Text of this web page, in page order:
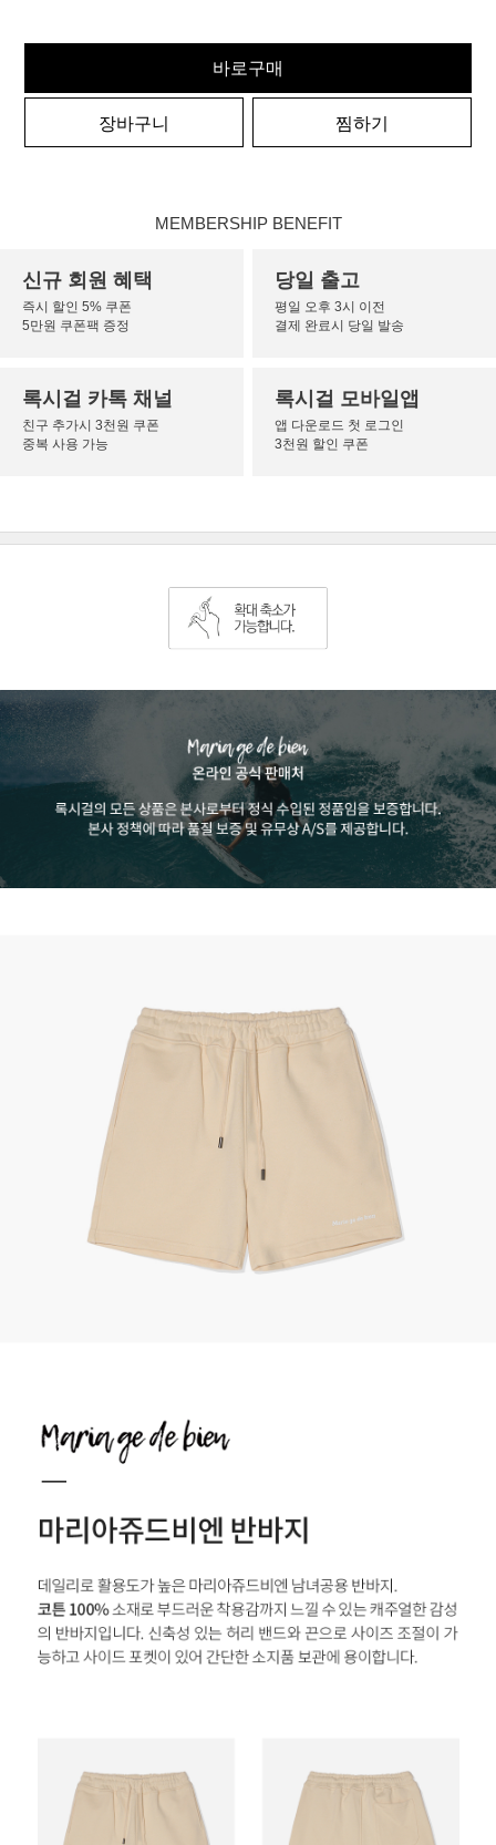
바로구매
장바구니 찜하기
MEMBERSHIP BENEFIT
신규 회원 혜택
즉시 할인 5% 쿠폰
5만원 쿠폰팩 증정
당일 출고
평일 오후 3시 이전
결제 완료시 당일 발송
록시걸 카톡 채널
친구 추가시 3천원 쿠폰
중복 사용 가능
록시걸 모바일앱
앱 다운로드 첫 로그인
3천원 할인 쿠폰